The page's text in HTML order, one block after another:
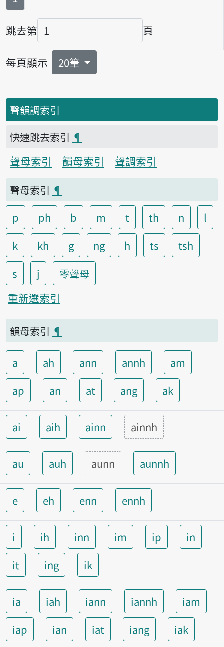
跳去第
頁碼
頁
每頁顯示 20筆
聲韻調索引
快速跳去索引 ¶
聲母索引
韻母索引
聲調索引
聲母索引 ¶
p
ph b m t th n
l
k
kh g ng h ts
tsh
s
j
零聲母
重新選索引
韻母索引 ¶
a ah ann annh
am
ap
an at ang ak
ai aih ainn ainnh
au auh aunn aunnh
e eh enn ennh
i ih inn im ip
in
it
ing ik
ia iah iann iannh
iam
iap
ian iat iang iak